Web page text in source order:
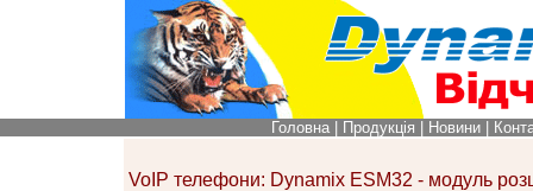
Головна Продукція Новини
VoIP телефони: Dynamix ESM32 - модуль